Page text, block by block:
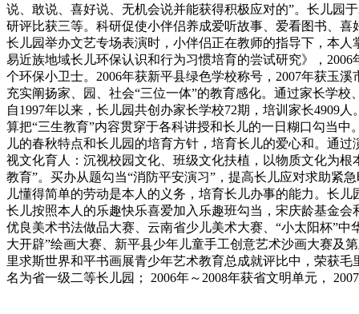
说、敢说、喜好说、无机会说并能获得积极应对的”。长儿园
研评比获三等。科研促使小伴侣养成爱听故事、爱看图书、
长儿园举办文艺专场表演时，小伴侣正在教师的指导下，本
易近族地域长儿环保认识和行为习惯培育的尝试研究》，
个环保小卫士。2006年获新平县绿色学校称号，2007年获玉
充实阐扬家、园、社会“三位一体”的教育感化。通过家长学
自1997年以来，长儿园共创办家长学校72期，培训家长4909
算把“三生教育”内容贯穿于各科讲授和长儿的一日糊口勾当
儿的春秋特点和长儿园的培育方针，培育长儿的爱心和。通
视文化育人：沉视校园文化、班级文化扶植，以物质文化为
教育”。买办从题勾当“消防平安演习”，提高长儿应对求助紧
儿懂得简单的劳动是本人的义务，培育长儿办事的能力。长
长儿按照本人的乐趣快乐喜爱加入乐趣班勾当，宋庆龄基金
优良美术书法做品大赛、云南省少儿美术大赛、“小太阳杯”
大开辟”绘画大赛、新平县少年儿童手工创意艺术沙画大赛及
里求斯世界和平书画展青少年艺术教育总成就评比中，荣获
名为省一级二等长儿园； 2006年～2008年获省文明单元，